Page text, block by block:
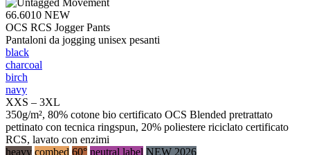
66.6010 NEW
OCS RCS Jogger Pants
Pantaloni da jogging unisex pesanti
black
charcoal
birch
navy
XXS – 3XL
350g/m², 80% cotone bio certificato OCS Blended pretrattato
pettinato con tecnica ringspun, 20% poliestere riciclato certificato
RCS, lavato con enzimi
heavy combed 60° neutral label NEW 2026